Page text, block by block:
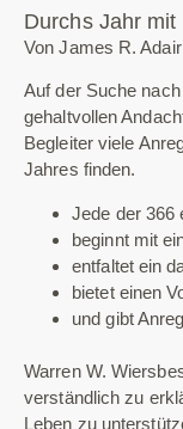
Durchs Jahr
Von James R.
Auf der Suche
gehaltvollen
Begleiter viele
Jahres finden.
Jede der 366
beginnt mit
entfaltet ein
bietet einen
und gibt
Warren W.
verständlich zu
Leben zu